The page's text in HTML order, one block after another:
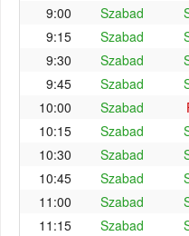
9:00
Szabad
9:15
Szabad
9:30
Szabad
9:45
Szabad
10:00
Szabad
10:15
Szabad
10:30
Szabad
10:45
Szabad
11:00
Szabad
11:15
Szabad